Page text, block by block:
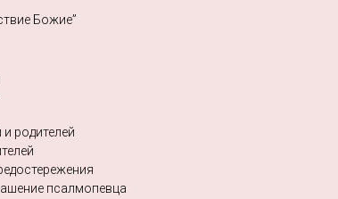
Божие”
и родителей
псалмопевца